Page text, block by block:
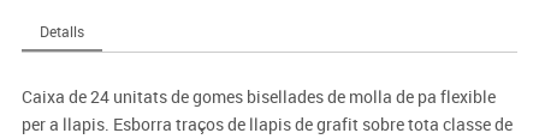
Detalls
Caixa de 24 unitats de gomes bisellades de molla de pa flexible
per a llapis. Esborra traços de llapis de grafit sobre tota classe de